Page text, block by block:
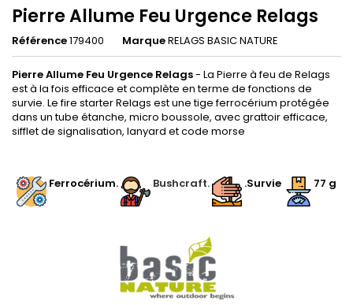
Pierre Allume Feu Urgence Relags
Référence179400 MarqueRELAGS BASIC NATURE
Pierre Allume Feu Urgence Relags- La Pierre à feu de Relags
est à la fois efficace et complète en terme de fonctions de
survie. Le fire starter Relags est une tige ferrocérium protégée
dans un tube étanche, micro boussole, avec grattoir efficace,
sifflet de signalisation, lanyard et code morse
Ferrocérium. Bushcraft. .Survie 77 g